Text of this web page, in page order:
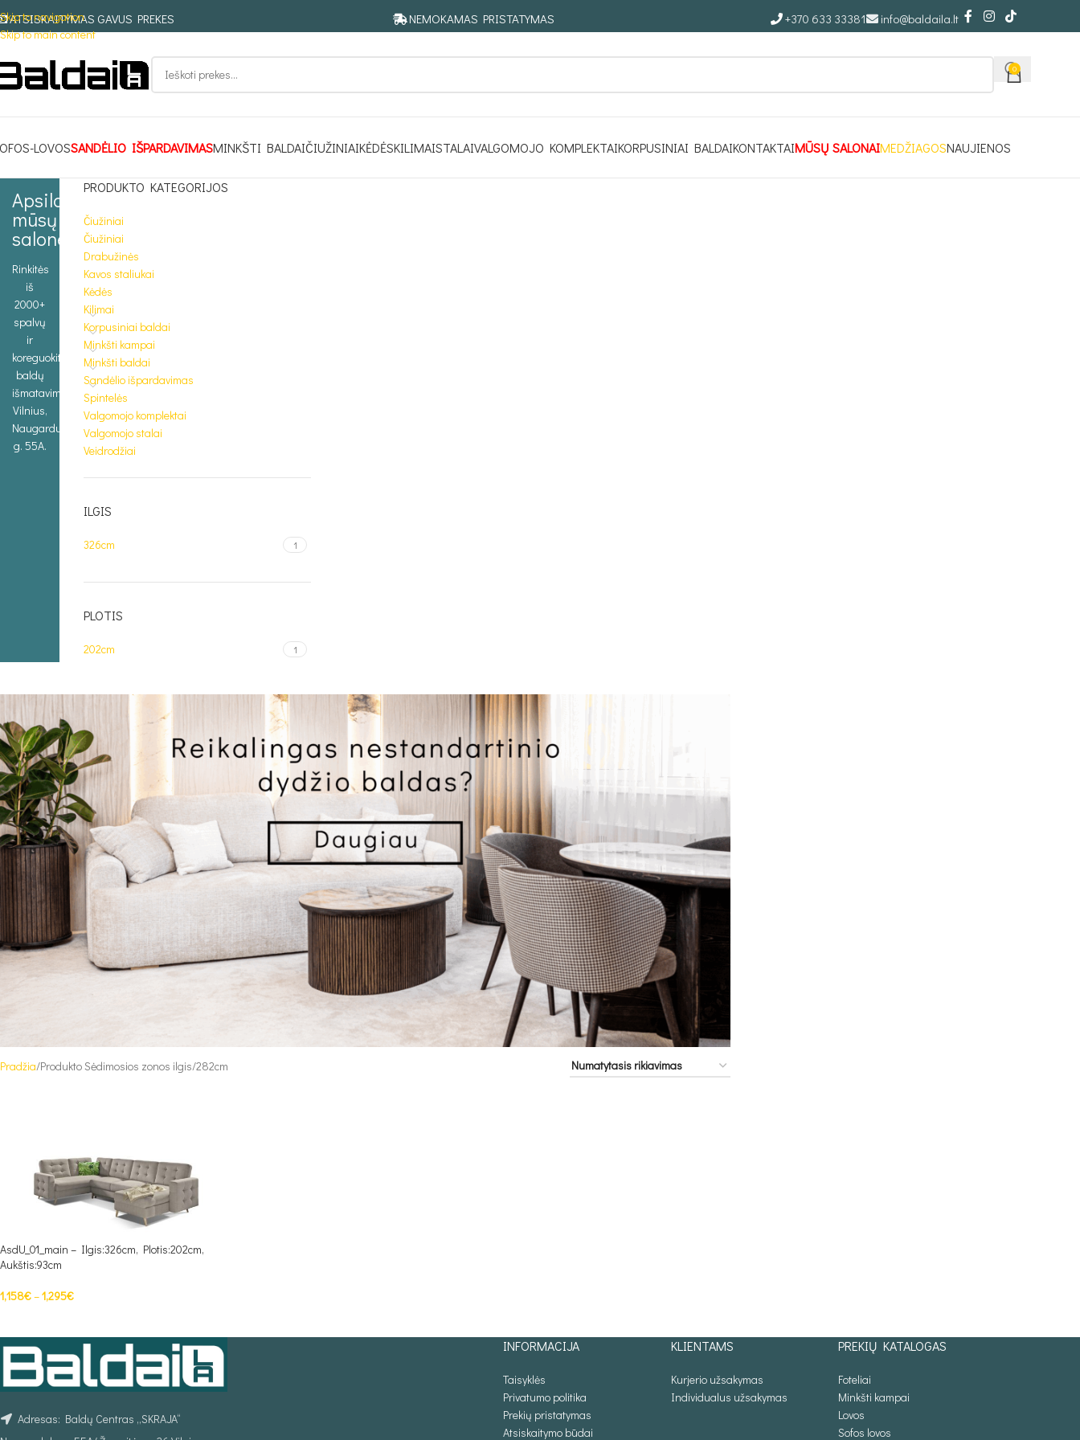
Skip to navigation
Skip to main content
ATSISKAITYMAS GAVUS PREKES NEMOKAMAS PRISTATYMAS +370 633 33381 info@baldaila.lt
0
LOVOSSANDĖLIO IŠPARDAVIMASMINKŠTI BALDAIČIUŽINIAIKĖDĖSKILIMAISTALAIVALGOMOJO KOMPLEKTAIKORPUSINIAI BALDAIKONTAKTAIMŪSŲ SALONAIMEDŽIAGOSNAUJIENOS
Apsilankykite
mūsų
salone
Rinkitės
iš
2000+
spalvų
ir
koreguokite
baldų
išmatavimus.
Vilnius,
Naugarduko
g. 55A.
PRODUKTO KATEGORIJOS
Čiužiniai
Čiužiniai
Drabužinės
Kavos staliukai
Kėdės
Kilimai
Korpusiniai baldai
Minkšti kampai
Minkšti baldai
Sandėlio išpardavimas
Spintelės
Valgomojo komplektai
Valgomojo stalai
Veidrodžiai
ILGIS
326cm 1
PLOTIS
202cm 1
Pradžia Produkto Sėdimosios zonos ilgis 282cm
AsdU_01_main – Ilgis:326cm, Plotis:202cm,
Aukštis:93cm
1,158€–1,295€
Adresas: Baldų Centras „SKRAJA“
INFORMACIJA
Taisyklės
Privatumo politika
Prekių pristatymas
Atsiskaitymo būdai
KLIENTAMS
Kurjerio užsakymas
Individualus užsakymas
PREKIŲ KATALOGAS
Foteliai
Minkšti kampai
Lovos
Sofos lovos